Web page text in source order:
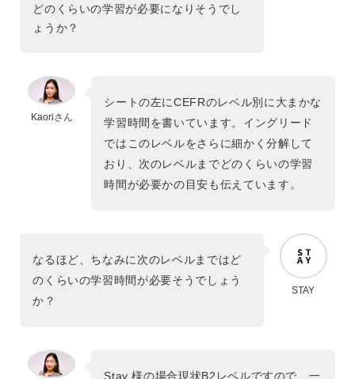
どのくらいの学習が必要になりそうでし
ょうか？
Kaoriさん
シートの左にCEFRのレベル別に大まかな
学習時間を書いています。イングリード
ではこのレベルをさらに細かく分解して
おり、次のレベルまでどのくらいの学習
時間が必要かの目安も伝えています。
なるほど、ちなみに次のレベルまではど
のくらいの学習時間が必要そうでしょう
か？
STAY
Stay 様の場合現状B2レベルですので、一